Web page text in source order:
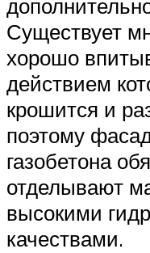
Существует
хорошо
действием
крошится и
поэтому
газобетона
отделывают
высокими
качествами.